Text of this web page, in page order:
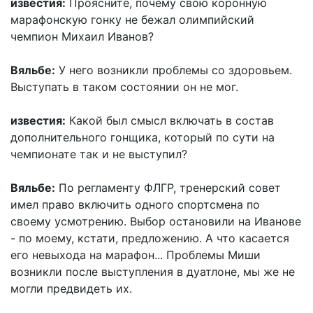
марафонскую гонку не бежал олимпийский
чемпион Михаил Иванов?
Вяльбе: У него возникли проблемы со здоровьем.
Выступать в таком состоянии он не мог.
известия: Какой был смысл включать в состав
дополнительного гонщика, который по сути на
чемпионате так и не выступил?
Вяльбе: По регламенту ФЛГР, тренерский совет
имел право включить одного спортсмена по
своему усмотрению. Выбор остановили на Иванове
- по моему, кстати, предложению. А что касается
его невыхода на марафон... Проблемы Миши
возникли после выступления в дуатлоне, мы же не
могли предвидеть их.